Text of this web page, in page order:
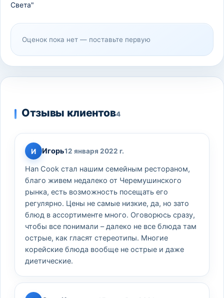
Света"
Оценок пока нет — поставьте первую
Отзывы клиентов4
И Игорь12 января 2022 г.
Han Cook стал нашим семейным рестораном,
благо живем недалеко от Черемушинского
рынка, есть возможность посещать его
регулярно. Цены не самые низкие, да, но зато
блюд в ассортименте много. Оговорюсь сразу,
чтобы все понимали – далеко не все блюда там
острые, как гласят стереотипы. Многие
корейские блюда вообще не острые и даже
диетические.